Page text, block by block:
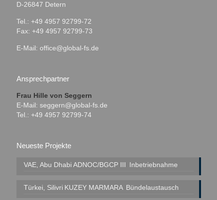
D-26847 Detern
Tel.: +49 4957 92799-72
Fax: +49 4957 92799-73
E-Mail: office@global-fs.de
Ansprechpartner
Frau Hille von Seggern
E-Mail: seggern@global-fs.de
Tel.: +49 4957 92799-74
Neueste Projekte
VAE, Abu Dhabi ADNOC/BGCP III Inbetriebnahme
Türkei, Silivri KUZEY MARMARA Bündelaustausch